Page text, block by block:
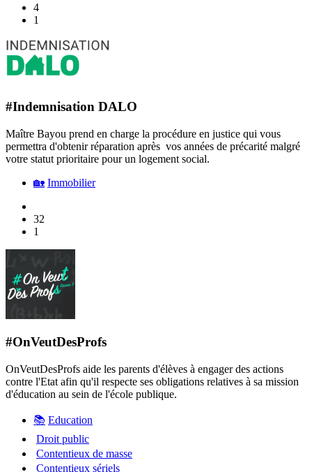
4
1
#Indemnisation DALO
Maître Bayou prend en charge la procédure en justice qui vous
permettra d'obtenir réparation après vos années de précarité malgré
votre statut prioritaire pour un logement social.
🏡 Immobilier
32
1
#OnVeutDesProfs
OnVeutDesProfs aide les parents d'élèves à engager des actions
contre l'Etat afin qu'il respecte ses obligations relatives à sa mission
d'éducation au sein de l'école publique.
📚 Education
Droit public
Contentieux de masse
Contentieux sériels